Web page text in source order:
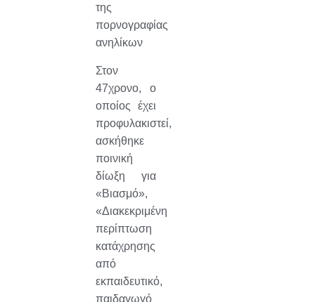
της
πορνογραφίας
ανηλίκων
Στον
47χρονο, ο
οποίος έχει
προφυλακιστεί,
ασκήθηκε
ποινική
δίωξη για
«Βιασμό»,
«Διακεκριμένη
περίπτωση
κατάχρησης
από
εκπαιδευτικό,
παιδαγωγό